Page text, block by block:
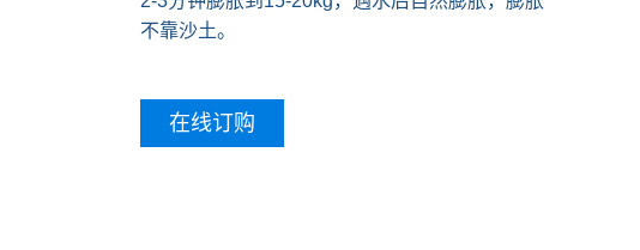
不靠沙土。
在线订购